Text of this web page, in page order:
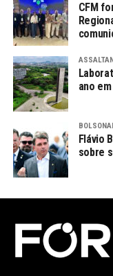
CFM
ano
Flávio
sobre